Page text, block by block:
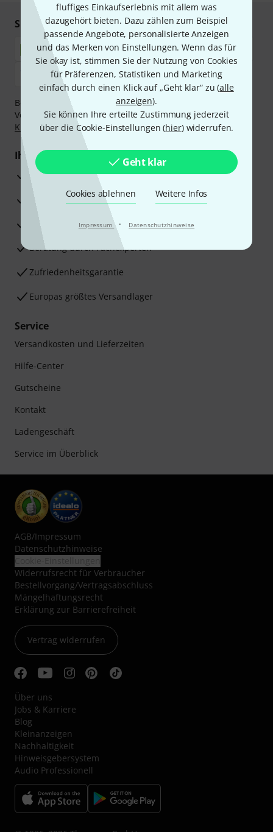
fluffiges Einkaufserlebnis mit allem was
dazugehört bieten. Dazu zählen zum Beispiel
passende Angebote, personalisierte Anzeigen
und das Merken von Einstellungen. Wenn das für
Sie okay ist, stimmen Sie der Nutzung von Cookies
für Präferenzen, Statistiken und Marketing
einfach durch einen Klick auf „Geht klar“ zu (alle
anzeigen).
Sie können Ihre erteilte Zustimmung jederzeit
über die Cookie-Einstellungen (hier) widerrufen.
Geht klar
Cookies ablehnen Weitere Infos
Impressum · Datenschutzhinweise
Sicher einkaufen & bezahlen
Bezahlen Sie vertraulich und sicher per Nachnahme,
Vorkasse, PayPal, Amazon Pay,Klarna Sofort bezahlen
Klarna Ratenzahlungoder Kreditkarte.
Ihre Vorteile
3 Jahre Thomann Garantie
30 Tage Money-Back-Garantie
Reparaturservice
Beratung durch Fachexperten
Zufriedenheitsgarantie
Europas größtes Versandlager
Service
Versandkosten und Lieferzeiten
Hilfe-Center
Gutscheine
Kontakt
Ladengeschäft
Service im Überblick
AGB/Impressum
Datenschutzhinweise
Widerrufsrecht für Verbraucher
Bestellvorgang/Vertragsabschluss
Mängelhaftungsrecht
Erklärung zur Barrierefreiheit
Vertrag widerrufen
Über uns
Jobs & Karriere
Blog
Kleinanzeigen
Nachhaltigkeit
Hinweisgebersystem
Audio Professionell